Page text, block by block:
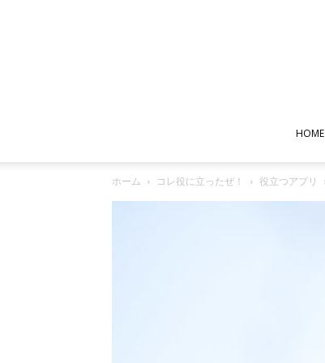
HOME
ホーム コレ役に立ったぜ！ 役立つアプリ